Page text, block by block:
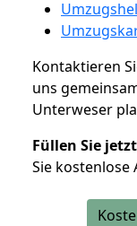
Kontaktieren
uns
Unterweser
Füllen Sie
Sie kostenlose